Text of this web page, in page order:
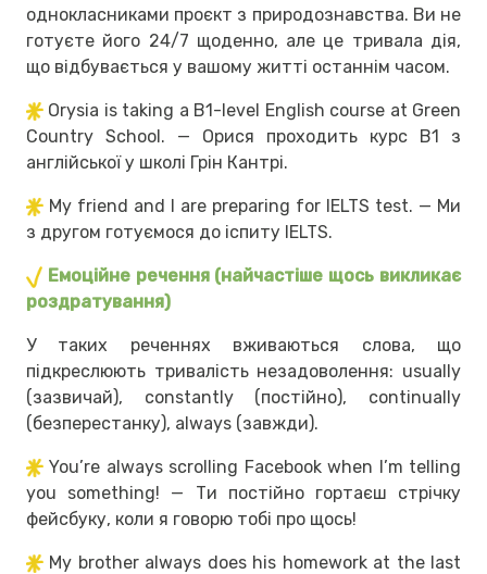
однокласниками проєкт з природознавства. Ви не
готуєте його 24/7 щоденно, але це тривала дія,
що відбувається у вашому житті останнім часом.
Orysia is taking a B1-level English course at Green
Country School. — Орися проходить курс В1 з
англійської у школі Грін Кантрі.
My friend and I are preparing for IELTS test. — Ми
з другом готуємося до іспиту IELTS.
Емоційне речення (найчастіше щось викликає
роздратування)
У таких реченнях вживаються слова, що
підкреслюють тривалість незадоволення: usually
(зазвичай), constantly (постійно), continually
(безперестанку), always (завжди).
You’re always scrolling Facebook when I’m telling
you something! — Ти постійно гортаєш стрічку
фейсбуку, коли я говорю тобі про щось!
My brother always does his homework at the last